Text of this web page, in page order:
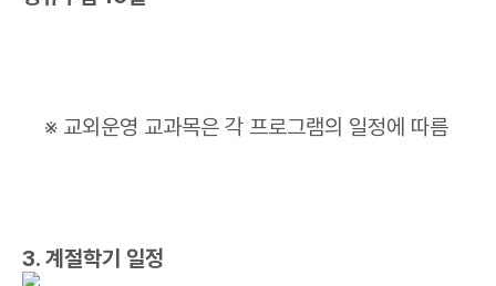
※ 교외운영 교과목은 각 프로그램의 일정에 따름
3. 계절학기 일정